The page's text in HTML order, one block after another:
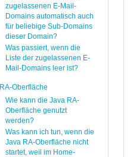
zugelassenen E-Mail-
Domains automatisch auch
für beliebige Sub-Domains
dieser Domain?
Was passiert, wenn die
Liste der zugelassenen E-
Mail-Domains leer ist?
RA-Oberfläche
Wie kann die Java RA-
Oberfläche genutzt
werden?
Was kann ich tun, wenn die
Java RA-Oberfläche nicht
startet, weil im Home-